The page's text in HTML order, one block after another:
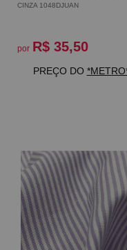
CINZA 1048DJUAN
por R$ 35,50
PREÇO DO